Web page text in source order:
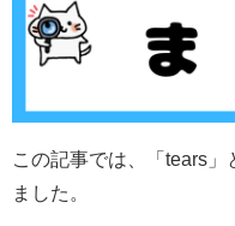
この記事では、「tears」
ました。